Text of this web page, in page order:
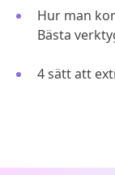
Hur man
Bästa
4 sätt att